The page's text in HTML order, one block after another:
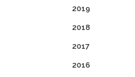
2019
2018
2017
2016